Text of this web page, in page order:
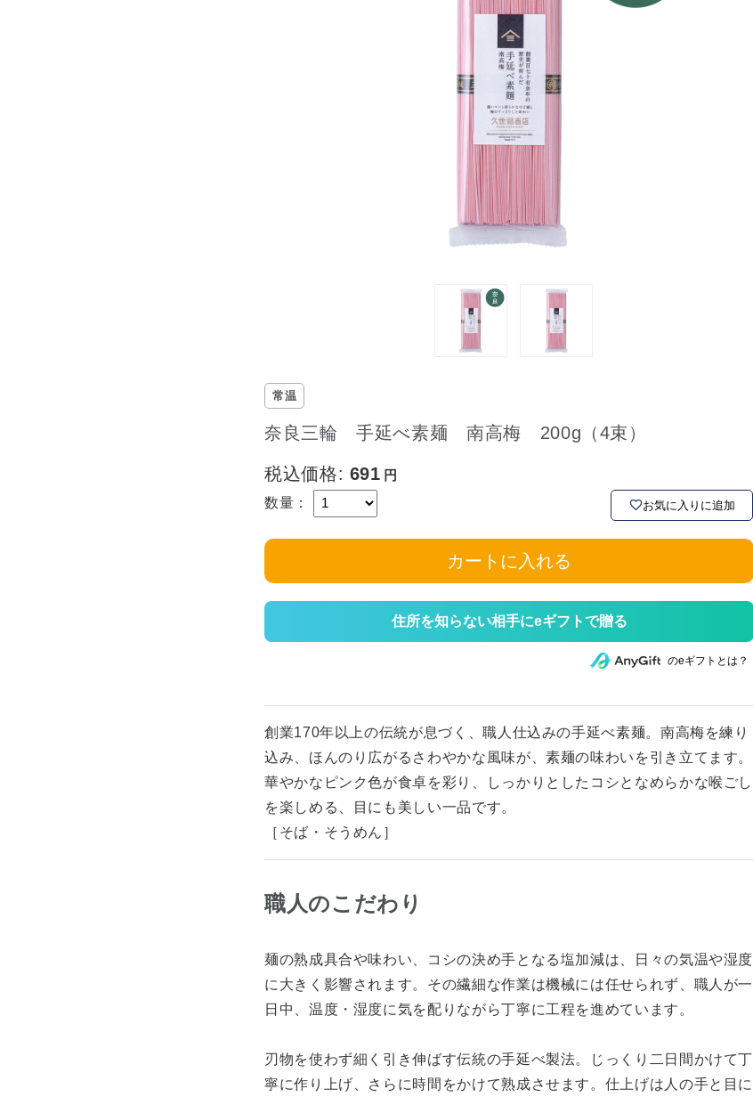
常温
奈良三輪 手延べ素麺 南高梅 200g（4束）
税込価格: 691
数量： お気に入りに追加
カートに入れる
住所を知らない相手にeギフトで贈る
のeギフトとは？
創業170年以上の伝統が息づく、職人仕込みの手延べ素麺。南高梅を練り
込み、ほんのり広がるさわやかな風味が、素麺の味わいを引き立てます。
華やかなピンク色が食卓を彩り、しっかりとしたコシとなめらかな喉ごし
を楽しめる、目にも美しい一品です。
［そば・そうめん］
職人のこだわり
麺の熟成具合や味わい、コシの決め手となる塩加減は、日々の気温や湿度
に大きく影響されます。その繊細な作業は機械には任せられず、職人が一
日中、温度・湿度に気を配りながら丁寧に工程を進めています。
刃物を使わず細く引き伸ばす伝統の手延べ製法。じっくり二日間かけて丁
寧に作り上げ、さらに時間をかけて熟成させます。仕上げは人の手と目に